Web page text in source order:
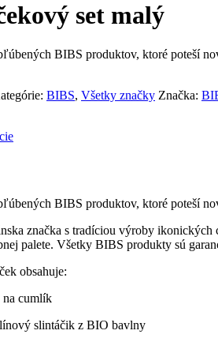
set malý
BIBS produktov, ktoré poteší
BIBS, Všetky značky Značka:
BIBS produktov, ktoré poteší
značka s tradíciou výroby
palete. Všetky BIBS produkty sú
obsahuje:
cumlík
slintáčik z BIO bavlny